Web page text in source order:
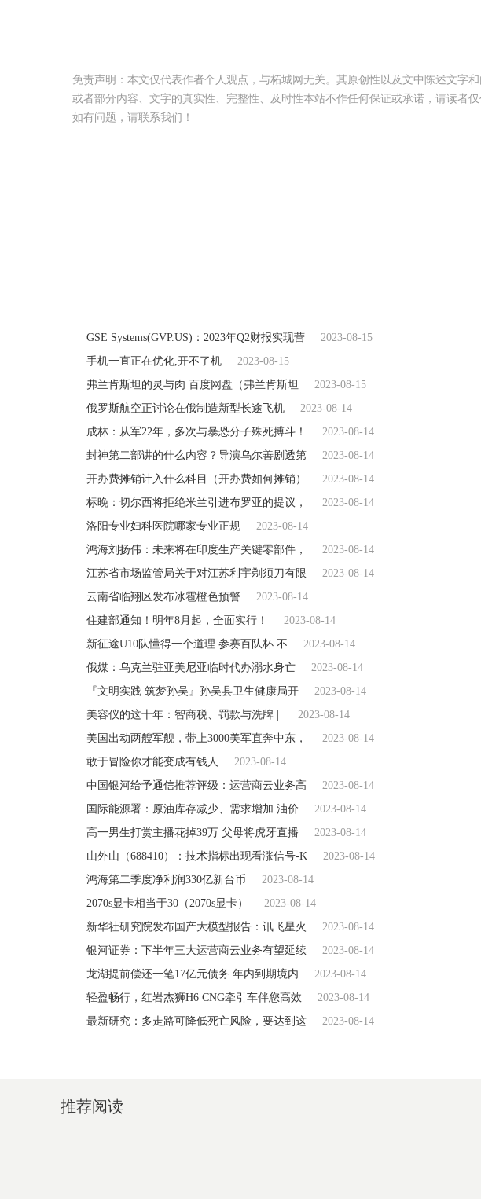
免责声明：本文仅代表作者个人观点，与柘城网无关。其原创性以及文中陈述文字
或者部分内容、文字的真实性、完整性、及时性本站不作任何保证或承诺，请读者仅
如有问题，请联系我们！
GSE Systems(GVP.US)：2023年Q2财报实现营
2023-08-15
手机一直正在优化,开不了机
2023-08-15
弗兰肯斯坦的灵与肉 百度网盘（弗兰肯斯坦
2023-08-15
俄罗斯航空正讨论在俄制造新型长途飞机
2023-08-14
成林：从军22年，多次与暴恐分子殊死搏斗！
2023-08-14
封神第二部讲的什么内容？导演乌尔善剧透第
2023-08-14
开办费摊销计入什么科目（开办费如何摊销）
2023-08-14
标晚：切尔西将拒绝米兰引进布罗亚的提议，
2023-08-14
洛阳专业妇科医院哪家专业正规
2023-08-14
鸿海刘扬伟：未来将在印度生产关键零部件，
2023-08-14
江苏省市场监管局关于对江苏利宇剃须刀有限
2023-08-14
云南省临翔区发布冰雹橙色预警
2023-08-14
住建部通知！明年8月起，全面实行！
2023-08-14
新征途U10队懂得一个道理 参赛百队杯 不
2023-08-14
俄媒：乌克兰驻亚美尼亚临时代办溺水身亡
2023-08-14
『文明实践 筑梦孙吴』孙吴县卫生健康局开
2023-08-14
美容仪的这十年：智商税、罚款与洗牌 |
2023-08-14
美国出动两艘军舰，带上3000美军直奔中东，
2023-08-14
敢于冒险你才能变成有钱人
2023-08-14
中国银河给予通信推荐评级：运营商云业务高
2023-08-14
国际能源署：原油库存减少、需求增加 油价
2023-08-14
高一男生打赏主播花掉39万 父母将虎牙直播
2023-08-14
山外山（688410）：技术指标出现看涨信号-K
2023-08-14
鸿海第二季度净利润330亿新台币
2023-08-14
2070s显卡相当于30（2070s显卡）
2023-08-14
新华社研究院发布国产大模型报告：讯飞星火
2023-08-14
银河证券：下半年三大运营商云业务有望延续
2023-08-14
龙湖提前偿还一笔17亿元债务 年内到期境内
2023-08-14
轻盈畅行，红岩杰狮H6 CNG牵引车伴您高效
2023-08-14
最新研究：多走路可降低死亡风险，要达到这
2023-08-14
推荐阅读